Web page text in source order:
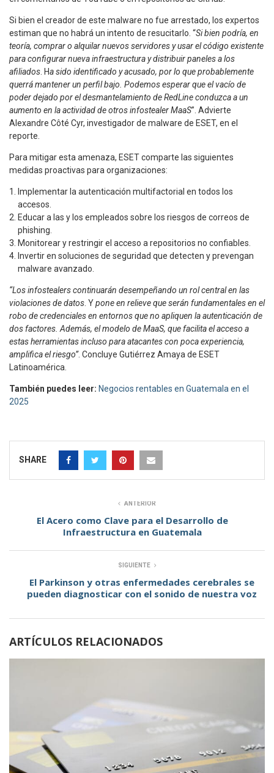
Si bien el creador de este malware no fue arrestado, los expertos
estiman que no habrá un intento de resucitarlo. “Si bien podría, en
teoría, comprar o alquilar nuevos servidores y usar el código existente
para configurar nueva infraestructura y distribuir paneles a los
afiliados . Ha sido identificado y acusado, por lo que probablemente
querrá mantener un perfil bajo. Podemos esperar que el vacío de
poder dejado por el desmantelamiento de RedLine conduzca a un
aumento en la actividad de otros infostealer MaaS”. Advierte
Alexandre Côté Cyr, investigador de malware de ESET, en el
reporte.
Para mitigar esta amenaza, ESET comparte las siguientes
medidas proactivas para organizaciones:
Implementar la autenticación multifactorial en todos los
accesos.
Educar a las y los empleados sobre los riesgos de correos de
phishing.
Monitorear y restringir el acceso a repositorios no confiables.
Invertir en soluciones de seguridad que detecten y prevengan
malware avanzado.
“Los infostealers continuarán desempeñando un rol central en las
violaciones de datos . Ypone en relieve que serán fundamentales en el
robo de credenciales en entornos que no apliquen la autenticación de
dos factores. Además, el modelo de MaaS, que facilita el acceso a
estas herramientas incluso para atacantes con poca experiencia,
amplifica el riesgo”. Concluye Gutiérrez Amaya de ESET
Latinoamérica.
También puedes leer: Negocios rentables en Guatemala en el
2025
SHARE
ANTERIOR
El Acero como Clave para el Desarrollo de
Infraestructura en Guatemala
SIGUIENTE
El Parkinson y otras enfermedades cerebrales se
pueden diagnosticar con el sonido de nuestra voz
ARTÍCULOS RELACIONADOS